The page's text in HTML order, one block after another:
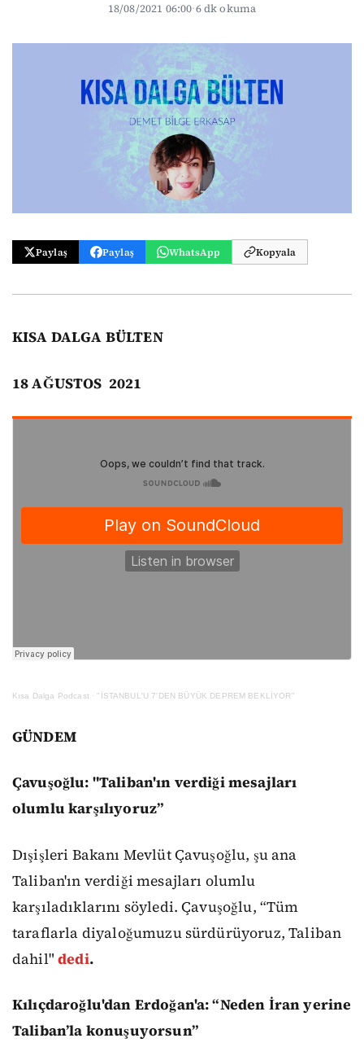
18/08/2021 06:00·6 dk okuma
Paylaş Paylaş WhatsApp Kopyala
KISA DALGA BÜLTEN
18 AĞUSTOS 2021
Kısa Dalga Podcast ·"İSTANBUL'U 7'DEN BÜYÜK DEPREM BEKLİYOR"
GÜNDEM
Çavuşoğlu: "Taliban'ın verdiği mesajları
olumlu karşılıyoruz”
Dışişleri Bakanı Mevlüt Çavuşoğlu, şu ana
Taliban'ın verdiği mesajları olumlu
karşıladıklarını söyledi. Çavuşoğlu, “Tüm
taraflarla diyaloğumuzu sürdürüyoruz, Taliban
dahil"dedi.
Kılıçdaroğlu'dan Erdoğan'a: “Neden İran yerine
Taliban’la konuşuyorsun”